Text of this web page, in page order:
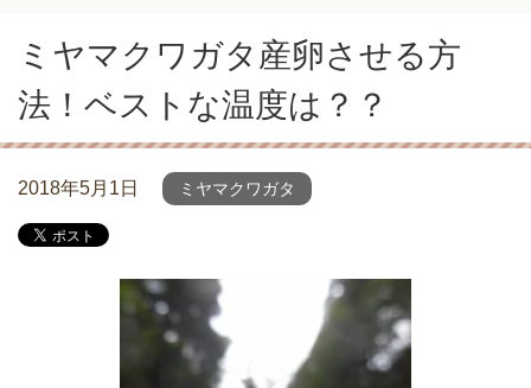
ミヤマクワガタ産卵させる方
法！ベストな温度は？？
2018年5月1日 ミヤマクワガタ